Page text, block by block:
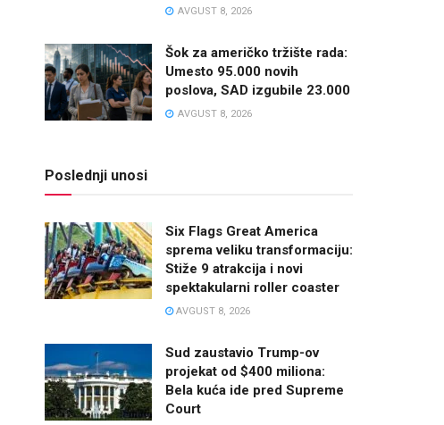
AVGUST 8, 2026
Šok za američko tržište rada:
Umesto 95.000 novih
poslova, SAD izgubile 23.000
AVGUST 8, 2026
Poslednji unosi
Six Flags Great America
sprema veliku transformaciju:
Stiže 9 atrakcija i novi
spektakularni roller coaster
AVGUST 8, 2026
Sud zaustavio Trump-ov
projekat od $400 miliona:
Bela kuća ide pred Supreme
Court